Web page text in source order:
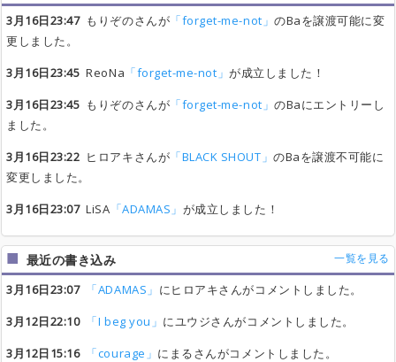
3月16日23:47もりぞのさんが 「forget-me-not」のBaを譲渡可能に変
更しました。
3月16日23:45 ReoNa 「forget-me-not」が成立しました！
3月16日23:45 もりぞのさんが 「forget-me-not」のBaにエントリーし
ました。
3月16日23:22 ヒロアキさんが 「BLACK SHOUT」のBaを譲渡不可能に
変更しました。
3月16日23:07LiSA 「ADAMAS」 が成立しました！
最近の書き込み 一覧を見る
3月16日23:07 「ADAMAS」 にヒロアキさんがコメントしました。
3月12日22:10
「I beg you」 にユウジさんがコメントしました。
3月12日15:16
「courage」 にまるさんがコメントしました。